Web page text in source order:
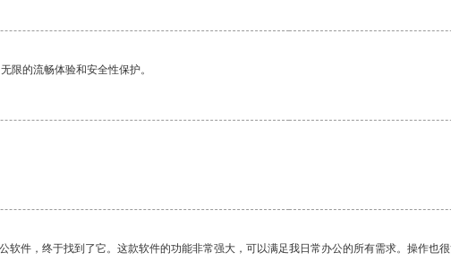
限的流畅体验和安全性保护。
软件，终于找到了它。这款软件的功能非常强大，可以满足我日常办公的所有需求。操作也很